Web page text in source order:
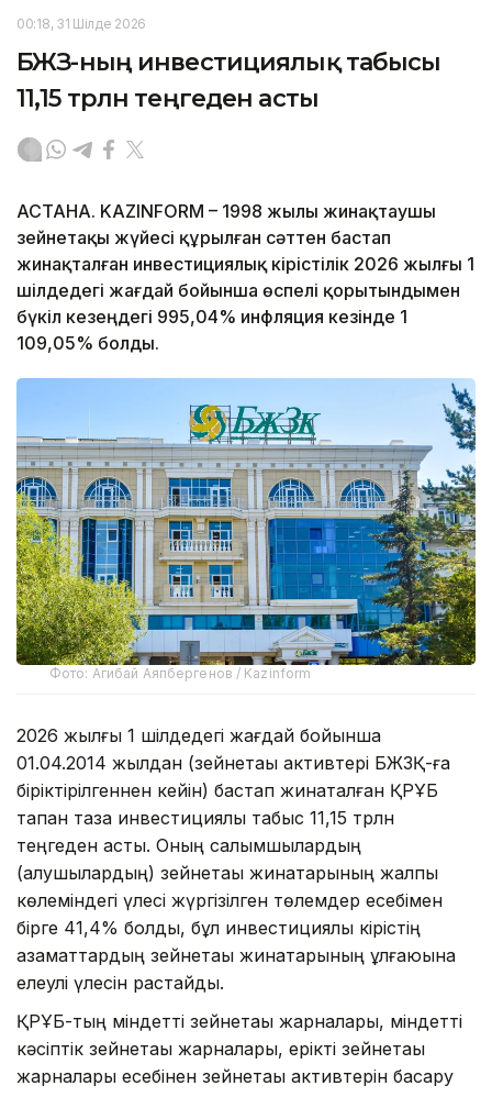
00:18, 31 Шілде 2026
БЖЗҚ-ның инвестициялық табысы
11,15 трлн теңгеден асты
АСТАНА. KAZINFORM – 1998 жылы жинақтаушы
зейнетақы жүйесі құрылған сәттен бастап
жинақталған инвестициялық кірістілік 2026 жылғы 1
шілдедегі жағдай бойынша өспелі қорытындымен
бүкіл кезеңдегі 995,04% инфляция кезінде 1
109,05% болды.
Фото: Агибай Аяпбергенов / Kazinform
2026 жылғы 1 шілдедегі жағдай бойынша
01.04.2014 жылдан (зейнетақы активтері БЖЗҚ-ға
біріктірілгеннен кейін) бастап жинақталған ҚРҰБ
тапқан таза инвестициялық табыс 11,15 трлн
теңгеден асты. Оның салымшылардың
(алушылардың) зейнетақы жинақтарының жалпы
көлеміндегі үлесі жүргізілген төлемдер есебімен
бірге 41,4% болды, бұл инвестициялық кірістің
азаматтардың зейнетақы жинақтарының ұлғаюына
елеулі үлесін растайды.
ҚРҰБ-тың міндетті зейнетақы жарналары, міндетті
кәсіптік зейнетақы жарналары, ерікті зейнетақы
жарналары есебінен зейнетақы активтерін басқару